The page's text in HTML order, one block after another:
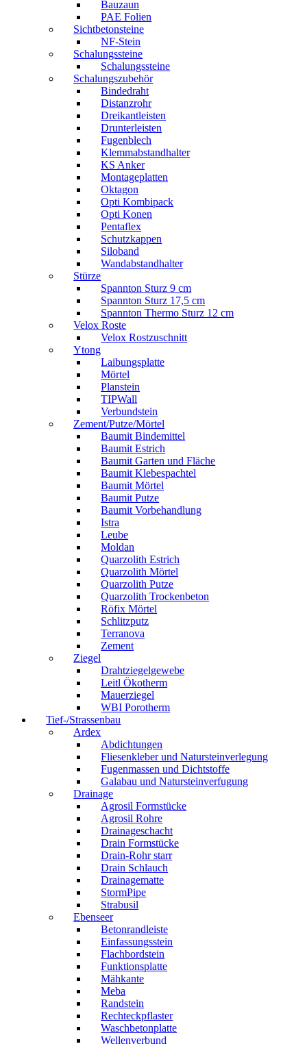
Bauzaun
PAE Folien
Sichtbetonsteine
NF-Stein
Schalungssteine
Schalungssteine
Schalungszubehör
Bindedraht
Distanzrohr
Dreikantleisten
Drunterleisten
Fugenblech
Klemmabstandhalter
KS Anker
Montageplatten
Oktagon
Opti Kombipack
Opti Konen
Pentaflex
Schutzkappen
Siloband
Wandabstandhalter
Stürze
Spannton Sturz 9 cm
Spannton Sturz 17,5 cm
Spannton Thermo Sturz 12 cm
Velox Roste
Velox Rostzuschnitt
Ytong
Laibungsplatte
Mörtel
Planstein
TIPWall
Verbundstein
Zement/Putze/Mörtel
Baumit Bindemittel
Baumit Estrich
Baumit Garten und Fläche
Baumit Klebespachtel
Baumit Mörtel
Baumit Putze
Baumit Vorbehandlung
Istra
Leube
Moldan
Quarzolith Estrich
Quarzolith Mörtel
Quarzolith Putze
Quarzolith Trockenbeton
Röfix Mörtel
Schlitzputz
Terranova
Zement
Ziegel
Drahtziegelgewebe
Leitl Ökotherm
Mauerziegel
WBI Porotherm
Tief-/Strassenbau
Ardex
Abdichtungen
Fliesenkleber und Natursteinverlegung
Fugenmassen und Dichtstoffe
Galabau und Natursteinverfugung
Drainage
Agrosil Formstücke
Agrosil Rohre
Drainageschacht
Drain Formstücke
Drain-Rohr starr
Drain Schlauch
Drainagematte
StormPipe
Strabusil
Ebenseer
Betonrandleiste
Einfassungsstein
Flachbordstein
Funktionsplatte
Mähkante
Meba
Randstein
Rechteckpflaster
Waschbetonplatte
Wellenverbund